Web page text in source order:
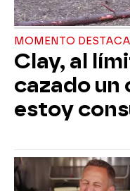
MOMENTO
Clay, al
cazado un
estoy